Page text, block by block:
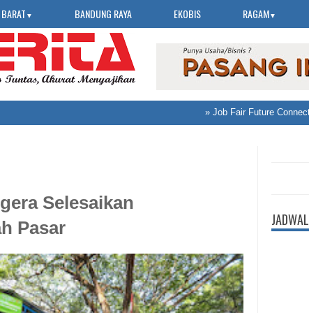
▼ BANDUNG RAYA EKOBIS RAGAM▼
Job Fair Future Connect
Selesaikan
Pasar